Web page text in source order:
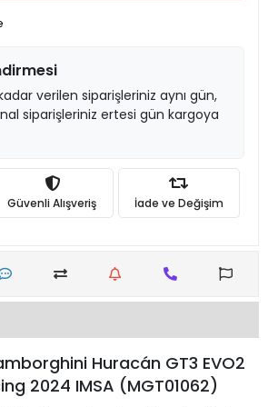
verilen siparişleriniz aynı gün,
siparişleriniz ertesi gün kargoya
Güvenli Alışveriş İade ve Değişim
Huracán GT3 EVO2
2024 IMSA (MGT01062)